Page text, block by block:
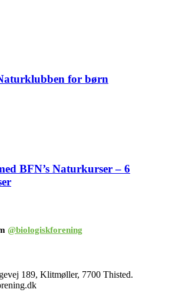
for børn
BFN’s Naturkurser – 6
@biologiskforening
189, Klitmøller, 7700 Thisted.